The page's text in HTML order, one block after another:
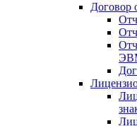
Договор